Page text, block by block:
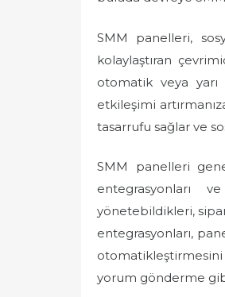
SMM panelleri,
kolaylaştıran
otomatik veya yarı
etkileşimi
tasarrufu sağlar ve
SMM panelleri
entegrasyonları
yönetebildikleri,
entegrasyonları,
yorum gönderme